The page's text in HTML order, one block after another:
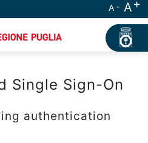
A A
Single Sign-On
authentication